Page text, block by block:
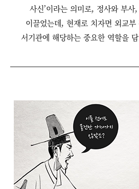
사신’이라는 의미로, 정사와 부사
이끌었는데, 현재로 치자면 외교
서기관에 해당하는 중요한 역할을